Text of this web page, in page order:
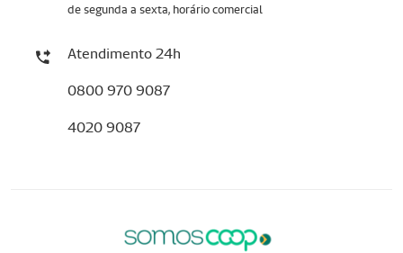
de segunda a sexta, horário comercial
Atendimento 24h
0800 970 9087
4020 9087